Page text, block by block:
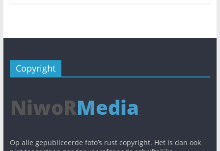
Copyright
Op alle gepubliceerde foto’s rust copyright. Het is dan ook